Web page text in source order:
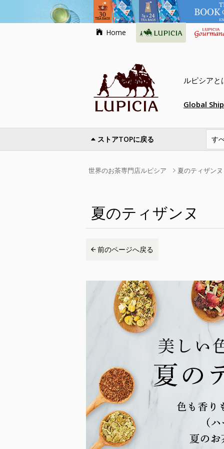
Home
ルピシアと
Global
ストアTOPに戻る
世界のお茶専門店ルピシア 夏のティザンヌ
夏のティザンヌ
前のページへ戻る